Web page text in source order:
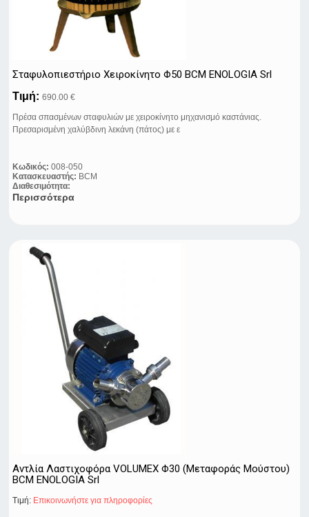
Σταφυλοπιεστήριo Xειροκίνητo Φ50 BCM ENOLOGIA Srl
Τιμή: 690.00 €
Πρέσα σπασμένων σταφυλιών με χειροκίνητο μηχανισμό καστάνιας.
Πρεσαρισμένη χαλύβδινη λεκάνη (πάτος) με ε
Κωδικός: 008-050
Κατασκευαστής: BCM
Διαθεσιμότητα:
Περισσότερα
Αντλία Λαστιχοφόρα VOLUMEX Φ30 (Μεταφοράς Μούστου)
BCM ENOLOGIA Srl
Τιμή: Eπικοινωνήστε για πληροφορίες